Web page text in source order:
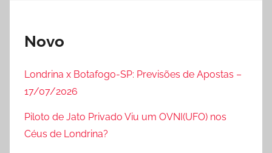
Novo
Londrina x Botafogo-SP: Previsões de Apostas –
17/07/2026
Piloto de Jato Privado Viu um OVNI(UFO) nos
Céus de Londrina?